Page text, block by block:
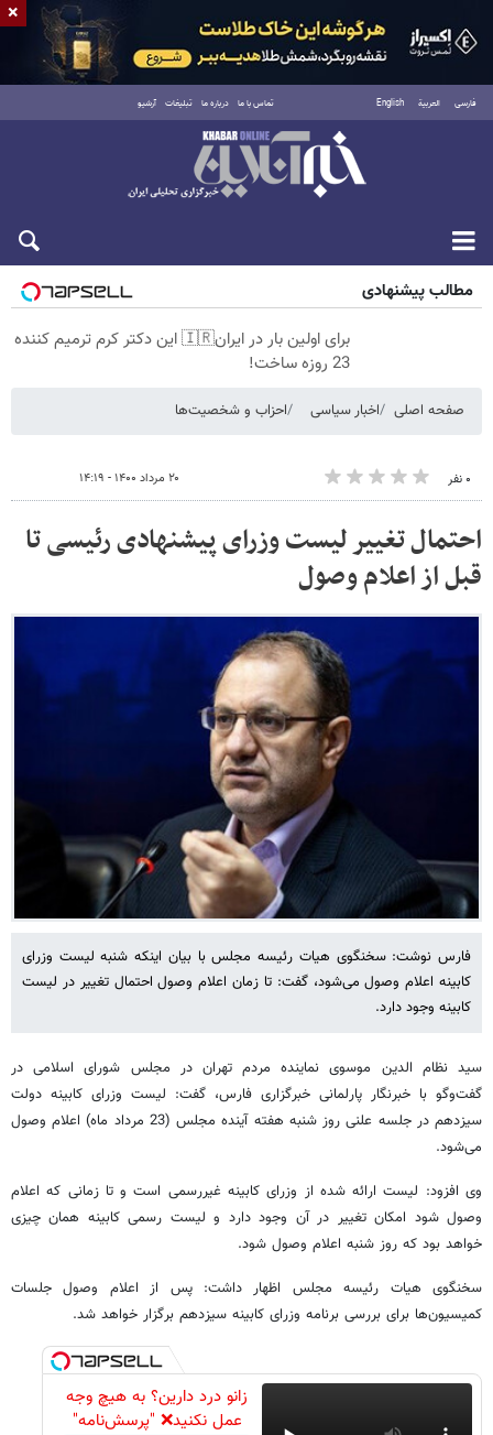
فارسی العربية English تماس با ما درباره ما تبلیغات آرشیو
پنجشنبه ۱۵ مرداد ۱۴۰۵
مطالب پیشنهادی
برای اولین بار در ایران🇮🇷 این دکتر کرم ترمیم کننده
23 روزه ساخت!
صفحه اصلی اخبار سیاسی احزاب و شخصیت‌ها
۰ نفر ۲۰ مرداد ۱۴۰۰ - ۱۴:۱۹
احتمال تغییر لیست وزرای پیشنهادی رئیسی تا
قبل از اعلام وصول
فارس نوشت: سخنگوی هیات رئیسه مجلس با بیان اینکه شنبه لیست وزرای
کابینه اعلام وصول می‌شود، گفت: تا زمان اعلام وصول احتمال تغییر در لیست
کابینه وجود دارد.
سید نظام الدین موسوی نماینده مردم تهران در مجلس شورای اسلامی در
گفت‌وگو با خبرنگار پارلمانی خبرگزاری فارس، گفت: لیست وزرای کابینه دولت
سیزدهم در جلسه علنی روز شنبه هفته آینده مجلس (23 مرداد ماه) اعلام وصول
می‌شود.
وی افزود: لیست ارائه شده از وزرای کابینه غیررسمی است و تا زمانی که اعلام
وصول شود امکان تغییر در آن وجود دارد و لیست رسمی کابینه همان چیزی
خواهد بود که روز شنبه اعلام وصول شود.
سخنگوی هیات رئیسه مجلس اظهار داشت: پس از اعلام وصول جلسات
کمیسیون‌ها برای بررسی برنامه وزرای کابینه سیزدهم برگزار خواهد شد.
زانو درد دارین؟ به هیچ وجه
عمل نکنید❌ "پرسش‌نامه"
×